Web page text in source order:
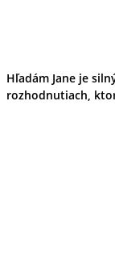
Hľadám Jane je
rozhodnutiach,